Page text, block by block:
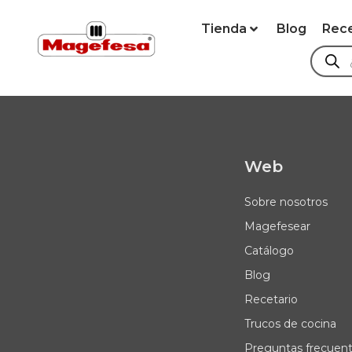
Tienda Blog
Web
Sobre nosotros
Magefesear
Catálogo
Blog
Recetario
Trucos de cocina
Preguntas